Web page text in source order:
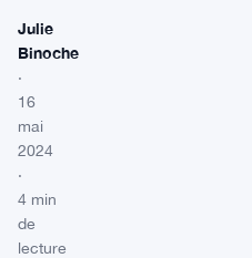
Julie
Binoche
·
16
mai
2024
·
4 min
de
lecture